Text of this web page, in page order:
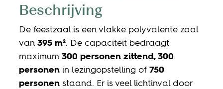
Beschrijving
De feestzaal is een vlakke polyvalente zaal
van 395 m². De capaciteit bedraagt
maximum 300 personen zittend, 300
personen in lezingopstelling of 750
personen staand. Er is veel lichtinval door